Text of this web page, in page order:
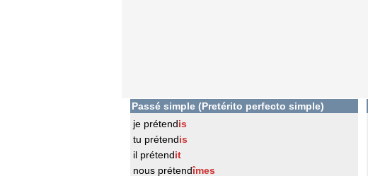
Passé simple (Pretérito perfecto simple)
je prétendis
tu prétendis
il prétendit
nous prétendîmes